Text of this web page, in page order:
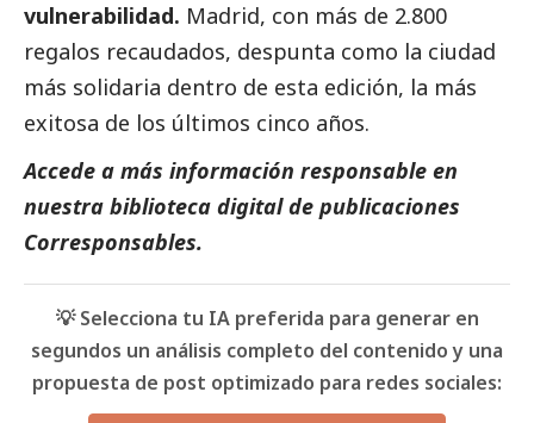
vulnerabilidad. Madrid, con más de 2.800
regalos recaudados, despunta como la ciudad
más solidaria dentro de esta edición, la más
exitosa de los últimos cinco años.
Accede a más información responsable en
nuestra biblioteca digital de publicaciones
Corresponsables.
💡 Selecciona tu IA preferida para generar en
segundos un análisis completo del contenido y una
propuesta de post optimizado para redes sociales: